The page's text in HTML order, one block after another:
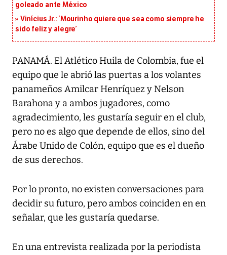
goleado ante México
Vinícius Jr.: ‘Mourinho quiere que sea como siempre he
sido feliz y alegre’
PANAMÁ. El Atlético Huila de Colombia, fue el
equipo que le abrió las puertas a los volantes
panameños Amilcar Henríquez y Nelson
Barahona y a ambos jugadores, como
agradecimiento, les gustaría seguir en el club,
pero no es algo que depende de ellos, sino del
Árabe Unido de Colón, equipo que es el dueño
de sus derechos.
Por lo pronto, no existen conversaciones para
decidir su futuro, pero ambos coinciden en en
señalar, que les gustaría quedarse.
En una entrevista realizada por la periodista